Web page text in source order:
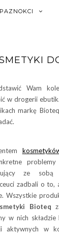
Wam
w drogerii
markę
ze sobą
zadbali o to,
Wszystkie
Bioteq
w nich
aktywnych w